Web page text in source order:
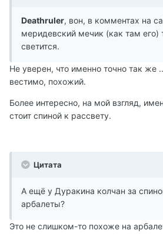
Deathruler, вон, в комментах на
меридевский мечик (как там его)
светится.
Не уверен, что именно точно так же
вестимо, похожий.
Более интересно, на мой взгляд,
стоит спиной к рассвету.
Цитата
А ещё у Дуракина колчан за
арбалеты?
Это не слишком-то похоже на